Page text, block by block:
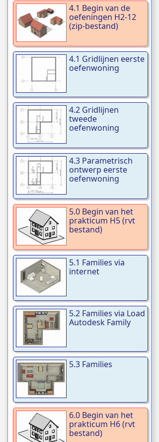
4.1 Begin van de
oefeningen H2-12
(zip-bestand)
4.1 Gridlijnen eerste
oefenwoning
4.2 Gridlijnen
tweede
oefenwoning
4.3 Parametrisch
ontwerp eerste
oefenwoning
5.0 Begin van het
prakticum H5 (rvt
bestand)
5.1 Families via
internet
5.2 Families via Load
Autodesk Family
5.3 Families
6.0 Begin van het
prakticum H6 (rvt
bestand)